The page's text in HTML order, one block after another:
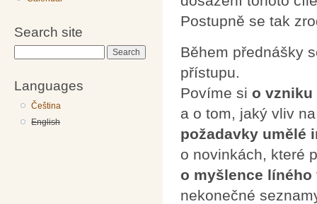
Search site
Languages
Čeština
English
Postupně se tak
Během přednášky
přístupu.
Povíme si o vzniku
a o tom, jaký vliv
požadavky umělé
o novinkách, které
o myšlence
nekonečné